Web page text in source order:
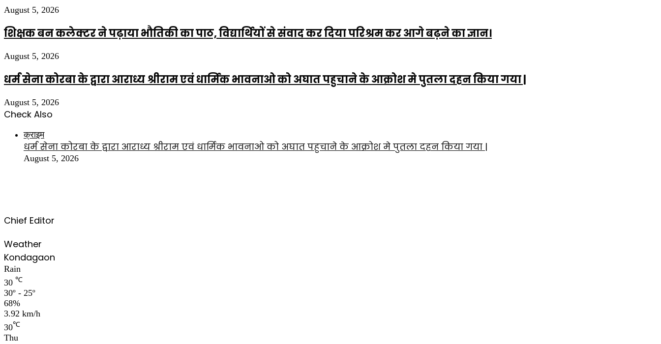
August 5, 2026
शिक्षक बन कलेक्टर ने पढ़ाया भौतिकी का पाठ, विद्यार्थियों से संवाद कर दिया परिश्रम कर आगे बढ़ने का ज्ञान।
August 5, 2026
धर्म सेना कोरबा के द्वारा आराध्य श्रीराम एवं धार्मिक भावनाओ को अघात पहुचाने के आक्रोश मे पुतला दहन किया गया |
August 5, 2026
Check Also
क्राइम
धर्म सेना कोरबा के द्वारा आराध्य श्रीराम एवं धार्मिक भावनाओ को अघात पहुचाने के आक्रोश मे पुतला दहन किया गया |
August 5, 2026
Chief Editor
Weather
Kondagaon
Rain
30 ℃
30º - 25º
68%
3.92 km/h
30℃
Thu